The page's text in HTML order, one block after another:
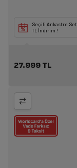
Seçili Ankastre
TL İndirim !
27.999 TL